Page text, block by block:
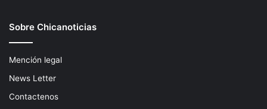
Sobre Chicanoticias
Mención legal
News Letter
Contactenos